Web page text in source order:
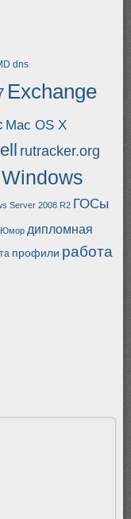
dns
Exchange
Mac OS X
rutracker.org
Windows
Server 2008 R2 ГОСы
Юмор дипломная
профили работа